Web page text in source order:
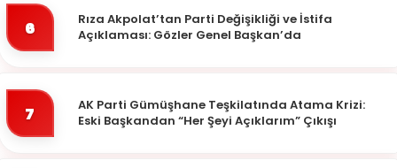
6
Rıza Akpolat’tan Parti Değişikliği ve İstifa
Açıklaması: Gözler Genel Başkan’da
7
AK Parti Gümüşhane Teşkilatında Atama Krizi:
Eski Başkandan “Her Şeyi Açıklarım” Çıkışı